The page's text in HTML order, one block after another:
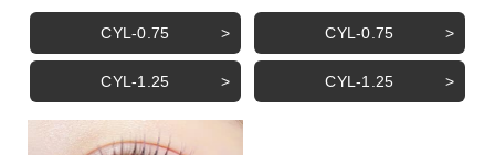
CYL-0.75
CYL-1.25
CYL-0.75
CYL-1.25